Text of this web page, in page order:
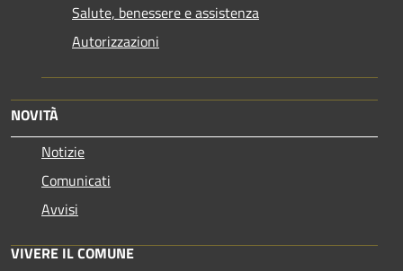
Salute, benessere e assistenza
Autorizzazioni
NOVITÀ
Notizie
Comunicati
Avvisi
VIVERE IL COMUNE